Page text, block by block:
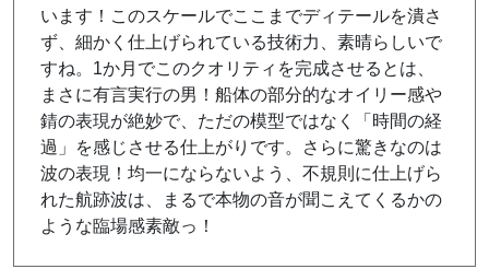
います！このスケールでここまでディテールを潰さ
ず、細かく仕上げられている技術力、素晴らしいで
すね。1か月でこのクオリティを完成させるとは、
まさに有言実行の男！船体の部分的なオイリー感や
錆の表現が絶妙で、ただの模型ではなく「時間の経
過」を感じさせる仕上がりです。さらに驚きなのは
波の表現！均一にならないよう、不規則に仕上げら
れた航跡波は、まるで本物の音が聞こえてくるかの
ような臨場感素敵っ！